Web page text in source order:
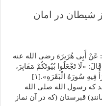
شیطان در امان
أَبِی هُرَیرَهَ رضی الله عنه
«لَا تَجْعَلُوا بُیُوتَکُمْ مَقَابِرَ،
إِنَّ الشَّیْطَانَ یَنْفِرُ مِنَ الْبَیْتِ الَّذِی تُقْرَأُ فِیهِ سُورَهُ الْبَقَرَهِ».[۱]
که رسول الله صلی الله
قبرستان (که در آن نماز